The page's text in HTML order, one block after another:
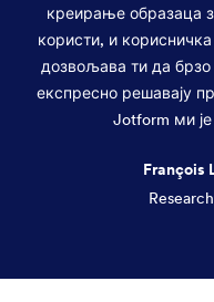
креирање образаца
користи, и
дозвољава ти да брзо
експресно решавају
Jotform ми
François